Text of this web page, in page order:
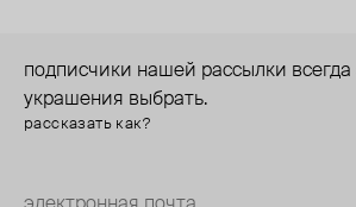
подписчики нашей рассылки всегда
украшения выбрать.
рассказать как?